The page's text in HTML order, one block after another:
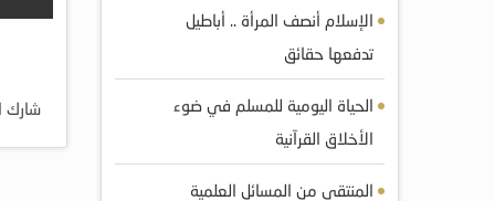
شارك
الإسلام أنصف المرأة .. أباطيل
تدفعها حقائق
الحياة اليومية للمسلم في ضوء
الأخلاق القرآنية
المنتقى من المسائل العلمية